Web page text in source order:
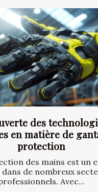
des
en matière de
protection
des mains est un
de nombreux
Avec...